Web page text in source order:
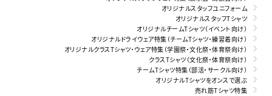
オリジナルスタッフユニフォーム
オリジナルスタッフTシャツ
オリジナルチームTシャツ（イベント向け）
オリジナルドライウェア特集（チームTシャツ・練習着向け）
オリジナルクラスTシャツ・ウェア特集（学園祭・文化祭・体育祭向け）
クラスTシャツ（文化祭・体育祭向け）
チームTシャツ特集（部活・サークル向け）
オリジナルTシャツをオンスで選ぶ
売れ筋Tシャツ特集